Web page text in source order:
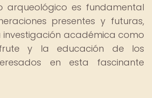
arqueológico es fundamental
presentes y futuras,
académica como
y la educación de los
en esta fascinante